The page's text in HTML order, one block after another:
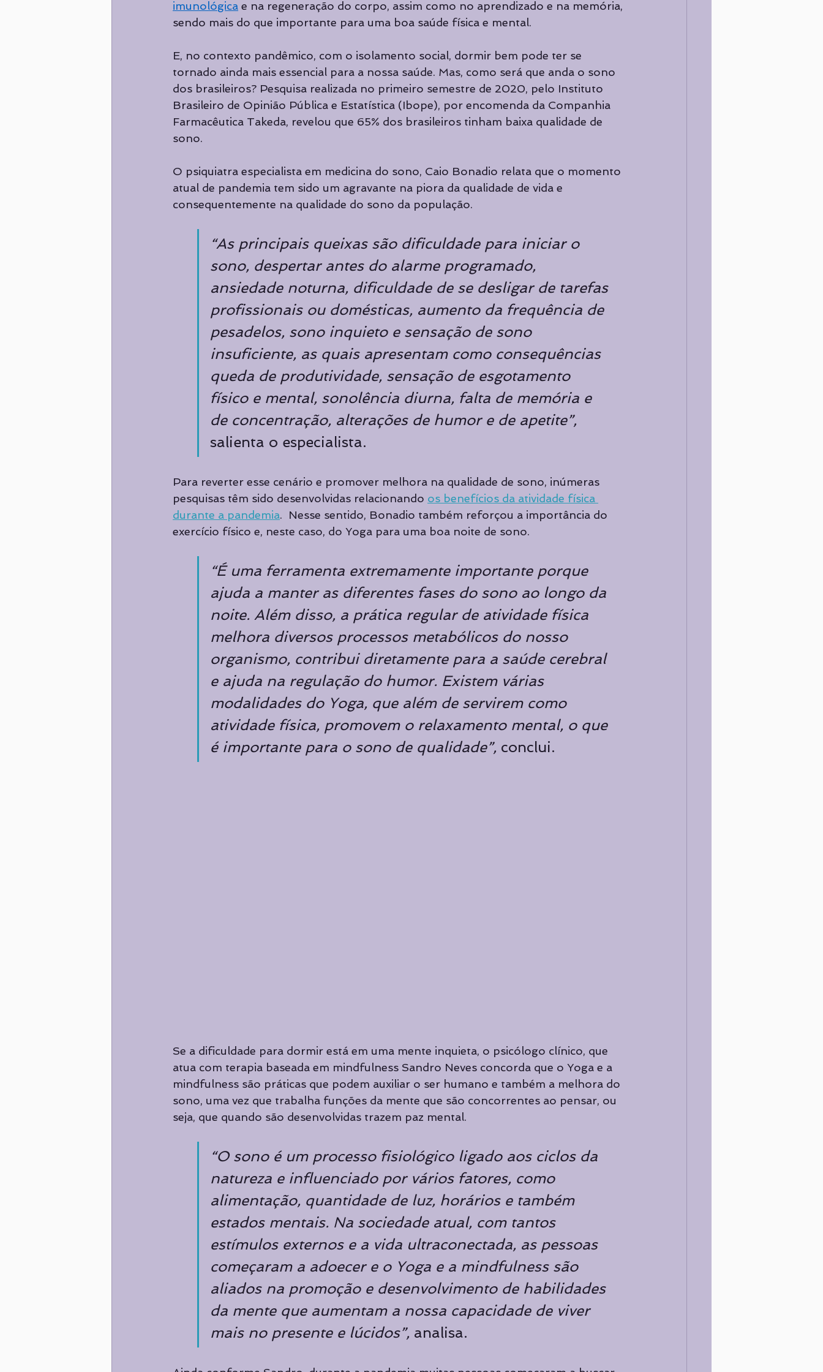
imunológica e na regeneração do corpo, assim como no aprendizado e na memória,
sendo mais do que importante para uma boa saúde física e mental.
E, no contexto pandêmico, com o isolamento social, dormir bem pode ter se
tornado ainda mais essencial para a nossa saúde. Mas, como será que anda o sono
dos brasileiros? Pesquisa realizada no primeiro semestre de 2020, pelo Instituto
Brasileiro de Opinião Pública e Estatística (Ibope), por encomenda da Companhia
Farmacêutica Takeda, revelou que 65% dos brasileiros tinham baixa qualidade de
sono.
O psiquiatra especialista em medicina do sono, Caio Bonadio relata que o momento
atual de pandemia tem sido um agravante na piora da qualidade de vida e
consequentemente na qualidade do sono da população.
“As principais queixas são dificuldade para iniciar o
sono, despertar antes do alarme programado,
ansiedade noturna, dificuldade de se desligar de tarefas
profissionais ou domésticas, aumento da frequência de
pesadelos, sono inquieto e sensação de sono
insuficiente, as quais apresentam como consequências
queda de produtividade, sensação de esgotamento
físico e mental, sonolência diurna, falta de memória e
de concentração, alterações de humor e de apetite”,
salienta o especialista.
Para reverter esse cenário e promover melhora na qualidade de sono, inúmeras
pesquisas têm sido desenvolvidas relacionando os benefícios da atividade física
durante a pandemia.  Nesse sentido, Bonadio também reforçou a importância do
exercício físico e, neste caso, do Yoga para uma boa noite de sono.
“É uma ferramenta extremamente importante porque
ajuda a manter as diferentes fases do sono ao longo da
noite. Além disso, a prática regular de atividade física
melhora diversos processos metabólicos do nosso
organismo, contribui diretamente para a saúde cerebral
e ajuda na regulação do humor. Existem várias
modalidades do Yoga, que além de servirem como
atividade física, promovem o relaxamento mental, o que
é importante para o sono de qualidade”, conclui.
Se a dificuldade para dormir está em uma mente inquieta, o psicólogo clínico, que
atua com terapia baseada em mindfulness Sandro Neves concorda que o Yoga e a
mindfulness são práticas que podem auxiliar o ser humano e também a melhora do
sono, uma vez que trabalha funções da mente que são concorrentes ao pensar, ou
seja, que quando são desenvolvidas trazem paz mental.
“O sono é um processo fisiológico ligado aos ciclos da
natureza e influenciado por vários fatores, como
alimentação, quantidade de luz, horários e também
estados mentais. Na sociedade atual, com tantos
estímulos externos e a vida ultraconectada, as pessoas
começaram a adoecer e o Yoga e a mindfulness são
aliados na promoção e desenvolvimento de habilidades
da mente que aumentam a nossa capacidade de viver
mais no presente e lúcidos”, analisa.